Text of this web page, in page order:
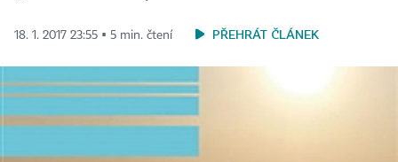
18. 1. 2017 23:55 ▪ 5 min. čtení PŘEHRÁT ČLÁNEK